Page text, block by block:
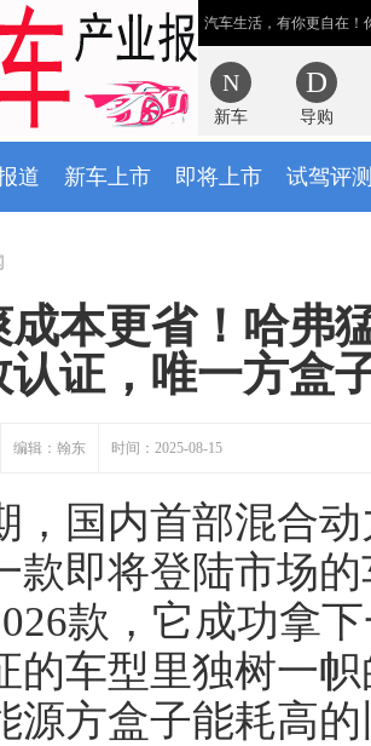
汽车生活，有你更自在！
新车 导购
道 新车上市 即将上市 试驾评
本更省！哈弗
认证，唯一方盒
编辑：翰东 时间：2025-08-15
国内首部混合动
款即将登陆市场
款，它成功拿
的车型里独树一
源方盒子能耗高